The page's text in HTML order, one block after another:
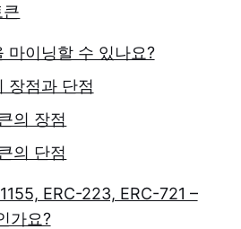
마이닝할 수 있나요?
장점과 단점
의 장점
의 단점
ERC-223, ERC-721 –
가요?